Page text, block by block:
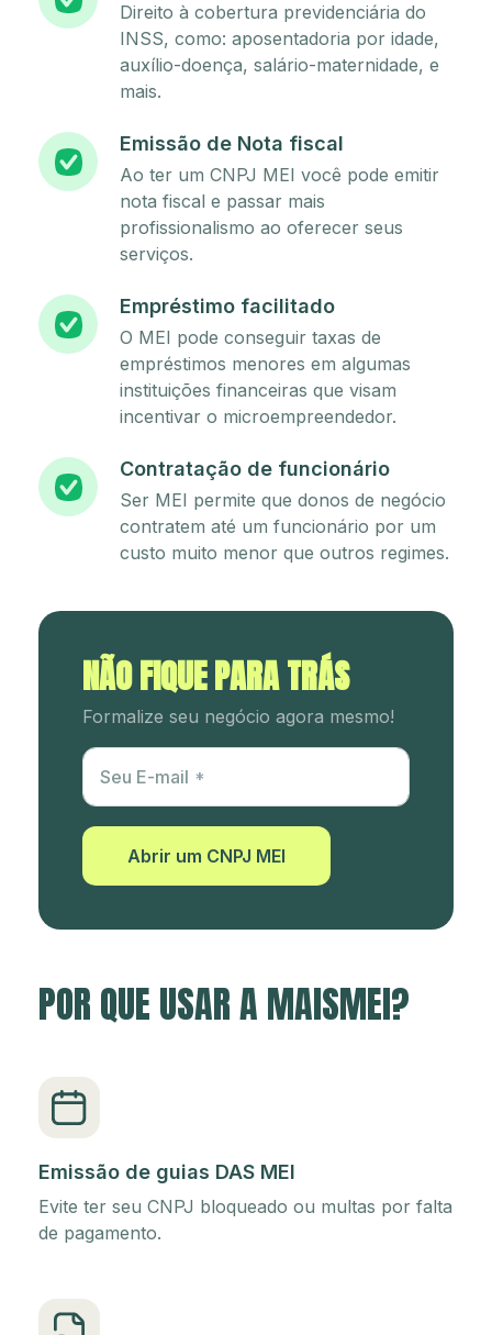
Direito à cobertura previdenciária do
INSS, como: aposentadoria por idade,
auxílio-doença, salário-maternidade, e
mais.
Emissão de Nota fiscal
Ao ter um CNPJ MEI você pode emitir
nota fiscal e passar mais
profissionalismo ao oferecer seus
serviços.
Empréstimo facilitado
O MEI pode conseguir taxas de
empréstimos menores em algumas
instituições financeiras que visam
incentivar o microempreendedor.
Contratação de funcionário
Ser MEI permite que donos de negócio
contratem até um funcionário por um
custo muito menor que outros regimes.
NÃO FIQUE PARA TRÁS
Formalize seu negócio agora mesmo!
Utm Content
Seu E-mail
Abrir um CNPJ MEI
POR QUE USAR A MAISMEI?
Emissão de guias DAS MEI
Evite ter seu CNPJ bloqueado ou multas por falta
de pagamento.